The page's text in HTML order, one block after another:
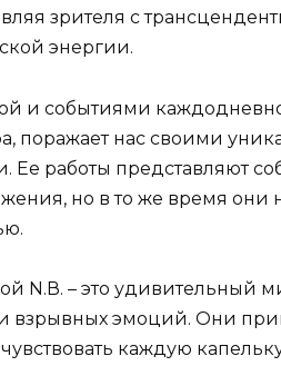
зрителя с
энергии.
и событиями
поражает нас своими
Ее работы представляют
но в то же время
N.В. – это удивительный
эмоций. Они
каждую